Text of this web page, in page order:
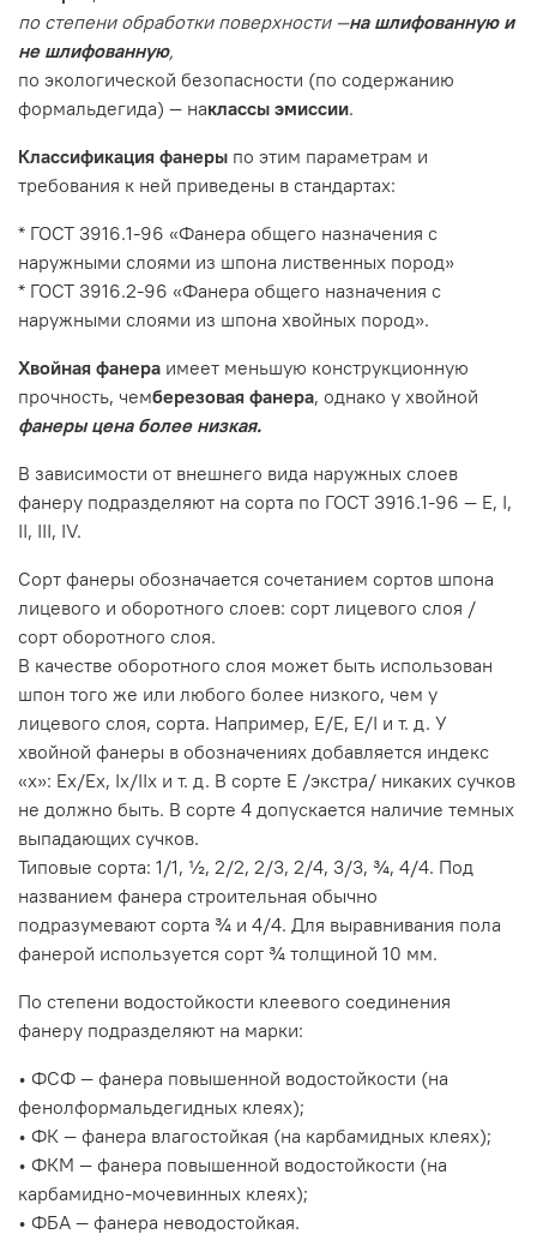
по степени обработки поверхности —на шлифованную и
не шлифованную,
по экологической безопасности (по содержанию
формальдегида) — наклассы эмиссии.
Классификация фанеры по этим параметрам и
требования к ней приведены в стандартах:
* ГОСТ 3916.1-96 «Фанера общего назначения с
наружными слоями из шпона лиственных пород»
* ГОСТ 3916.2-96 «Фанера общего назначения с
наружными слоями из шпона хвойных пород».
Хвойная фанера имеет меньшую конструкционную
прочность, чемберезовая фанера, однако у хвойной
фанеры цена более низкая.
В зависимости от внешнего вида наружных слоев
фанеру подразделяют на сорта по ГОСТ 3916.1-96 — E, I,
II, III, IV.
Сорт фанеры обозначается сочетанием сортов шпона
лицевого и оборотного слоев: сорт лицевого слоя /
сорт оборотного слоя.
В качестве оборотного слоя может быть использован
шпон того же или любого более низкого, чем у
лицевого слоя, сорта. Например, Е/Е, Е/I и т. д. У
хвойной фанеры в обозначениях добавляется индекс
«х»: Ех/Ех, Iх/IIх и т. д. В сорте Е /экстра/ никаких сучков
не должно быть. В сорте 4 допускается наличие темных
выпадающих сучков.
Типовые сорта: 1/1, ½, 2/2, 2/3, 2/4, 3/3, ¾, 4/4. Под
названием фанера строительная обычно
подразумевают сорта ¾ и 4/4. Для выравнивания пола
фанерой используется сорт ¾ толщиной 10 мм.
По степени водостойкости клеевого соединения
фанеру подразделяют на марки:
• ФСФ — фанера повышенной водостойкости (на
фенолформальдегидных клеях);
• ФК — фанера влагостойкая (на карбамидных клеях);
• ФКМ — фанера повышенной водостойкости (на
карбамидно-мочевинных клеях);
• ФБА — фанера неводостойкая.